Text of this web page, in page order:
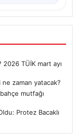
TÜİK mart ayı
ne zaman yatacak?
mutfağı
Protez Bacaklı